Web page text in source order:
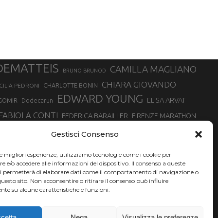
Gestisci Consenso
migliori esperienze, utilizziamo tecnologie come i cookie per
e/o accedere alle informazioni del dispositivo. Il consenso a queste
permetterà di elaborare dati come il comportamento di navigazione o
sito. Non acconsentire o ritirare il consenso può influire
su alcune caratteristiche e funzioni.
BRUNO BRUNOD CAMILLA MAGLIANO
PEDRONI CHARLOTTE BONIN CHIARA GIOVANDO
Dodecarun EDWARD YOUNG ELISA ARVAT
FABIOLA CONTI FEDERICA BARAILLER FIRENZE MARATHON
GIOVANNA EPIS GIULIANO CAVALLO
DI TORINO MARATONINA MARCELLA BELLETTI MARCO OLMO
MONVISO VERTICAL RACE NADIA BATTOCLETTI
BONALDI SILVIA RAMPAZZO